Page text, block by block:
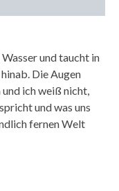
und taucht in
Die Augen
ich weiß nicht,
und was uns
fernen Welt